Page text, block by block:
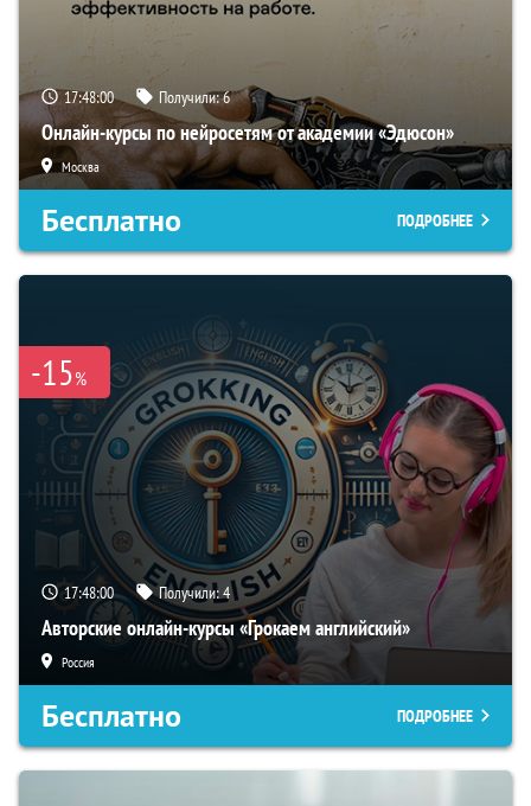
17:47:59 Получили:6
Онлайн-курсы по нейросетям от академии «Эдюсон»
Москва
Бесплатно ПОДРОБНЕЕ
-15%
17:47:59 Получили:4
Авторские онлайн-курсы «Грокаем английский»
Россия
Бесплатно ПОДРОБНЕЕ